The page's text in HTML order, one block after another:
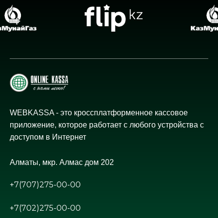
WEBKASSA - это кроссплатформенное кассовое
приложение, которое работает с любого устройства с
доступом в Интернет
Алматы, мкр. Алмас дом 202
+7(707)275-00-00
+7(702)275-00-00